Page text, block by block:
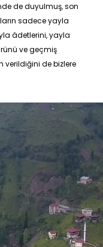
de duyulmuş, son
sadece yayla
âdetlerini, yayla
ve geçmiş
de bizlere